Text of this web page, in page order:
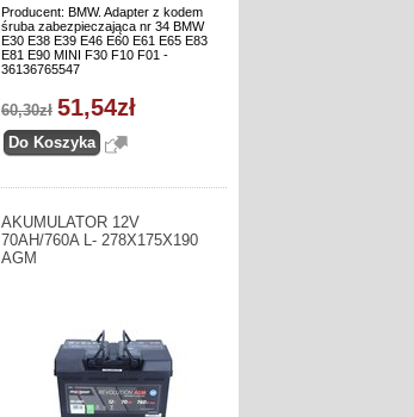
Producent: BMW. Adapter z kodem
śruba zabezpieczająca nr 34 BMW
E30 E38 E39 E46 E60 E61 E65 E83
E81 E90 MINI F30 F10 F01 -
36136765547
60,30zł 51,54zł
AKUMULATOR 12V
70AH/760A L- 278X175X190
AGM